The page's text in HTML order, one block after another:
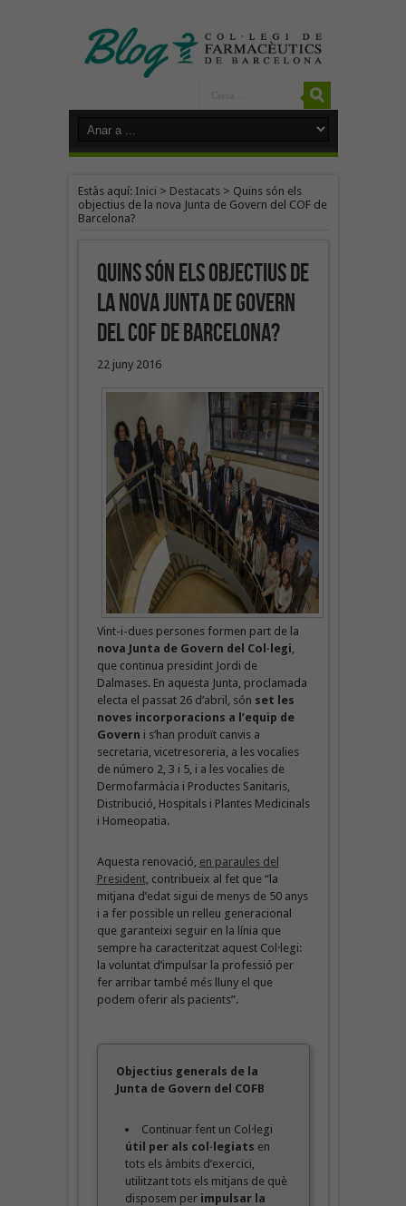
Estàs aquí: Inici > Destacats> Quins són els
objectius de la nova Junta de Govern del COF de
Barcelona?
Quins són els objectius de
la nova Junta de Govern
del COF de Barcelona?
22 juny 2016
Vint-i-dues persones formen part de la
nova Junta de Govern del Col·legi
que continua presidint Jordi de
Dalmases. En aquesta Junta, proclamada
electa el passat 26 d’abril, són set les
noves incorporacions a l’equip de
Govern i s’han produït canvis a
secretaria, vicetresoreria, a les vocalies
de número 2, 3 i 5, i a les vocalies de
Dermofarmàcia i Productes Sanitaris,
Distribució, Hospitals i Plantes Medicinals
i Homeopatia.
Aquesta renovació, en paraules del
President, contribueix al fet que “la
mitjana d’edat sigui de menys de 50 anys
i a fer possible un relleu generacional
que garanteixi seguir en la línia que
sempre ha caracteritzat aquest Col·legi:
la voluntat d’impulsar la professió per
fer arribar també més lluny el que
podem oferir als pacients”.
Objectius generals de la
Junta de Govern del COFB
Continuar fent un Col·legi
útil per als col·legiats en
tots els àmbits d’exercici,
utilitzant tots els mitjans de què
disposem per impulsar la